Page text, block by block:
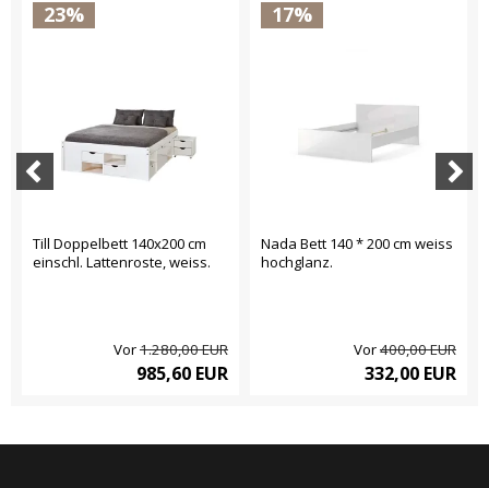
23%
Till Doppelbett 140x200 cm
einschl. Lattenroste, weiss.
Vor1.280,00 EUR
985,60 EUR
17%
Nada Bett 140 * 200 cm weiss
hochglanz.
Vor400,00 EUR
332,00 EUR